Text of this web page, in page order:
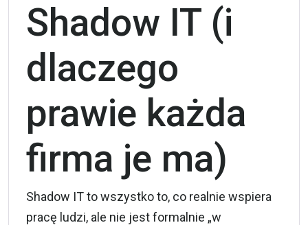
Shadow IT (i
dlaczego
prawie każda
firma je ma)
Shadow IT to wszystko to, co realnie wspiera
pracę ludzi, ale nie jest formalnie „w